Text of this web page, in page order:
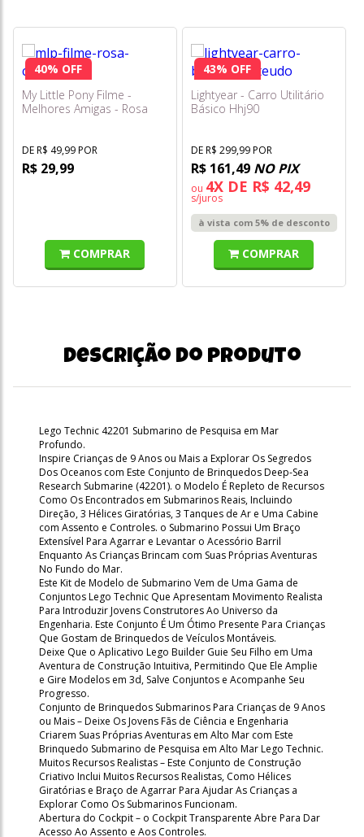
40% OFF
My Little Pony Filme -
Melhores Amigas - Rosa
DE R$ 49,99 POR
R$ 29,99
COMPRAR
43% OFF
Lightyear - Carro Utilitário
Básico Hhj90
DE R$ 299,99 POR
R$ 161,49 NO PIX
ou 4X DE R$ 42,49
s/juros
à vista com 5% de desconto
COMPRAR
Descrição do produto
Lego Technic 42201 Submarino de Pesquisa em Mar
Profundo.
Inspire Crianças de 9 Anos ou Mais a Explorar Os Segredos
Dos Oceanos com Este Conjunto de Brinquedos Deep-Sea
Research Submarine (42201). o Modelo É Repleto de Recursos
Como Os Encontrados em Submarinos Reais, Incluindo
Direção, 3 Hélices Giratórias, 3 Tanques de Ar e Uma Cabine
com Assento e Controles. o Submarino Possui Um Braço
Extensível Para Agarrar e Levantar o Acessório Barril
Enquanto As Crianças Brincam com Suas Próprias Aventuras
No Fundo do Mar.
Este Kit de Modelo de Submarino Vem de Uma Gama de
Conjuntos Lego Technic Que Apresentam Movimento Realista
Para Introduzir Jovens Construtores Ao Universo da
Engenharia. Este Conjunto É Um Ótimo Presente Para Crianças
Que Gostam de Brinquedos de Veículos Montáveis.
Deixe Que o Aplicativo Lego Builder Guie Seu Filho em Uma
Aventura de Construção Intuitiva, Permitindo Que Ele Amplie
e Gire Modelos em 3d, Salve Conjuntos e Acompanhe Seu
Progresso.
Conjunto de Brinquedos Submarinos Para Crianças de 9 Anos
ou Mais – Deixe Os Jovens Fãs de Ciência e Engenharia
Criarem Suas Próprias Aventuras em Alto Mar com Este
Brinquedo Submarino de Pesquisa em Alto Mar Lego Technic.
Muitos Recursos Realistas – Este Conjunto de Construção
Criativo Inclui Muitos Recursos Realistas, Como Hélices
Giratórias e Braço de Agarrar Para Ajudar As Crianças a
Explorar Como Os Submarinos Funcionam.
Abertura do Cockpit – o Cockpit Transparente Abre Para Dar
Acesso Ao Assento e Aos Controles.